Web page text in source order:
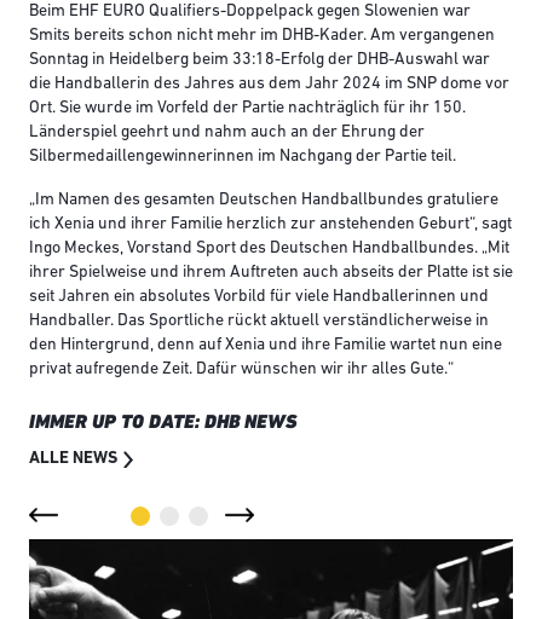
Beim EHF EURO Qualifiers-Doppelpack gegen Slowenien war
Smits bereits schon nicht mehr im DHB-Kader. Am vergangenen
Sonntag in Heidelberg beim 33:18-Erfolg der DHB-Auswahl war
die Handballerin des Jahres aus dem Jahr 2024 im SNP dome vor
Ort. Sie wurde im Vorfeld der Partie nachträglich für ihr 150.
Länderspiel geehrt und nahm auch an der Ehrung der
Silbermedaillengewinnerinnen im Nachgang der Partie teil.
„Im Namen des gesamten Deutschen Handballbundes gratuliere
ich Xenia und ihrer Familie herzlich zur anstehenden Geburt“, sagt
Ingo Meckes, Vorstand Sport des Deutschen Handballbundes. „Mit
ihrer Spielweise und ihrem Auftreten auch abseits der Platte ist sie
seit Jahren ein absolutes Vorbild für viele Handballerinnen und
Handballer. Das Sportliche rückt aktuell verständlicherweise in
den Hintergrund, denn auf Xenia und ihre Familie wartet nun eine
privat aufregende Zeit. Dafür wünschen wir ihr alles Gute.“
IMMER UP TO DATE: DHB NEWS
ALLE NEWS